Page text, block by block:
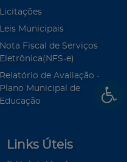
Licitações
Leis Municipais
Nota Fiscal de Serviços
Eletrônica(NFS-e)
Relatório de Avaliação -
Plano Municipal de
Educação
Links Úteis